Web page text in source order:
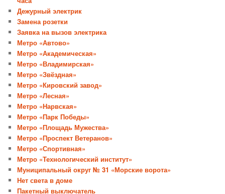
Дежурный электрик
Замена розетки
Заявка на вызов электрика
Метро «Автово»
Метро «Академическая»
Метро «Владимирская»
Метро «Звёздная»
Метро «Кировский завод»
Метро «Лесная»
Метро «Нарвская»
Метро «Парк Победы»
Метро «Площадь Мужества»
Метро «Проспект Ветеранов»
Метро «Спортивная»
Метро «Технологический институт»
Муниципальный округ № 31 «Морские ворота»
Нет света в доме
Пакетный выключатель